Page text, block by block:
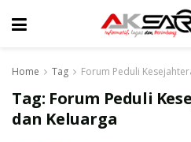
Home Tag Forum Peduli
Tag: Forum Peduli
dan Keluarga